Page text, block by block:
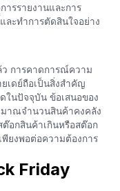
ารรายงานและการ
ละทำการตัดสินใจอย่าง
ว การคาดการณ์ความ
เดย์ถือเป็นสิ่งสำคัญ
ในปัจจุบัน ข้อเสนอของ
มาณจำนวนสินค้าคงคลัง
อกสินค้าเกินหรือสต๊อก
ยงพอต่อความต้องการ
Friday